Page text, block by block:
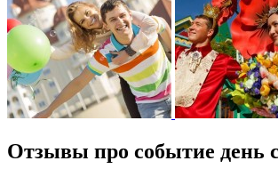
Отзывы про событие день